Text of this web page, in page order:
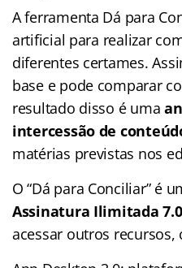
A ferramenta Dá para
artificial para realizar
diferentes certames.
base e pode comparar
resultado disso é uma
intercessão de
matérias previstas nos
O “Dá para Conciliar” é
Assinatura Ilimitada
acessar outros recursos,